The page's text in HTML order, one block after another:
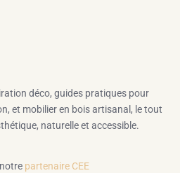
déco, guides pratiques pour
et mobilier en bois artisanal, le tout
naturelle et accessible.
partenaire CEE